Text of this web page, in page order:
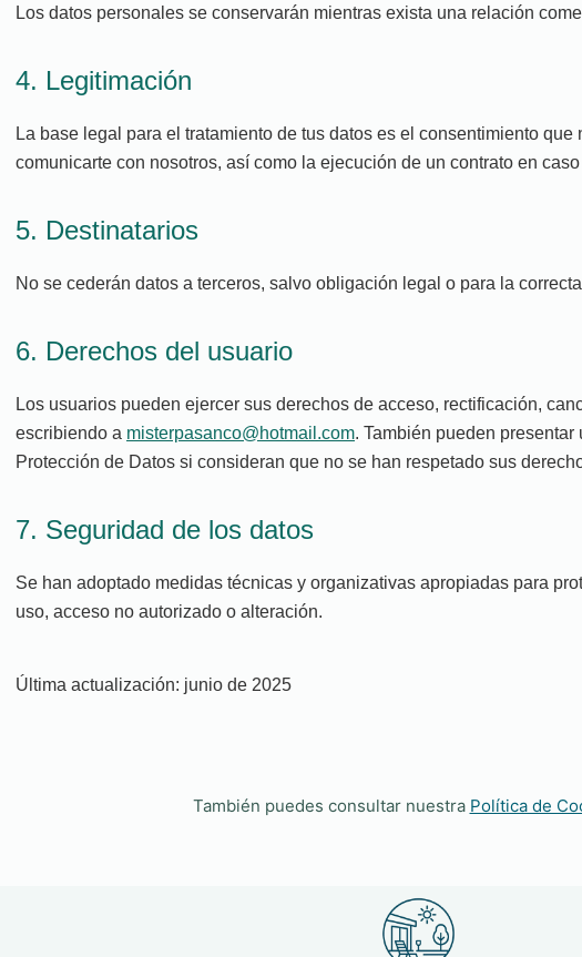
Los datos personales se conservarán mientras exista una relación
4. Legitimación
La base legal para el tratamiento de tus datos es el consentimiento
comunicarte con nosotros, así como la ejecución de un contrato en
5. Destinatarios
No se cederán datos a terceros, salvo obligación legal o para la
6. Derechos del usuario
Los usuarios pueden ejercer sus derechos de acceso, rectificación,
escribiendo a misterpasanco@hotmail.com. También pueden
Protección de Datos si consideran que no se han respetado sus
7. Seguridad de los datos
Se han adoptado medidas técnicas y organizativas apropiadas para
uso, acceso no autorizado o alteración.
Última actualización: junio de 2025
También puedes consultar nuestra Política de